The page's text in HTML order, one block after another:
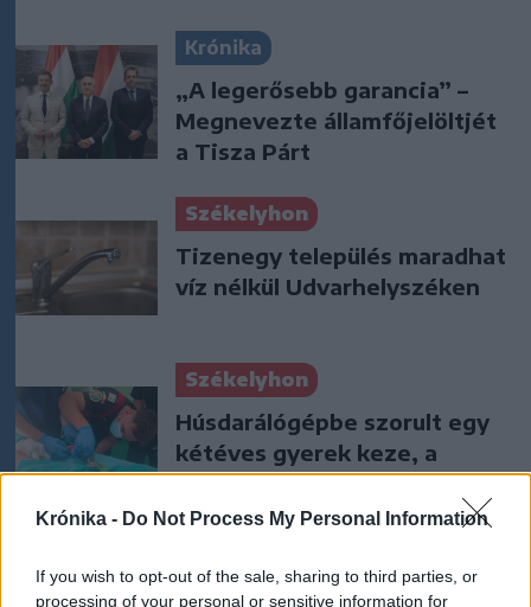
Krónika - Do Not Process My Personal Information
If you wish to opt-out of the sale, sharing to third parties, or
processing of your personal or sensitive information for
Krónika
„A legerősebb garancia” –
Megnevezte államfőjelöltjét
a Tisza Párt
Székelyhon
Tizenegy település maradhat
víz nélkül Udvarhelyszéken
Székelyhon
Húsdarálógépbe szorult egy
kétéves gyerek keze, a
tűzoltókra is szükség volt a
műtőben
Székely Sport